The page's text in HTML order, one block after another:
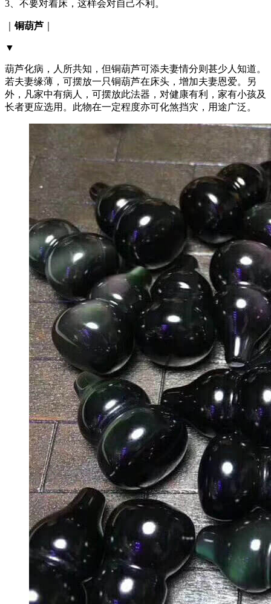
3、不要对着床，这样会对自己不利。
铜葫芦
▼
葫芦化病，人所共知，但铜葫芦可添夫妻情分则甚少人知道。
若夫妻缘薄，可摆放一只铜葫芦在床头，增加夫妻恩爱。另
外，凡家中有病人，可摆放此法器，对健康有利，家有小孩及
长者更应选用。此物在一定程度亦可化煞挡灾，用途广泛。